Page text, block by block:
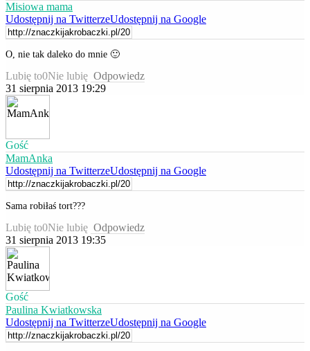
Misiowa mama
Udostępnij na TwitterzeUdostępnij na Google
O, nie tak daleko do mnie 🙂
Lubię to0Nie lubię Odpowiedz
31 sierpnia 2013 19:29
Gość
MamAnka
Udostępnij na TwitterzeUdostępnij na Google
Sama robiłaś tort???
Lubię to0Nie lubię Odpowiedz
31 sierpnia 2013 19:35
Gość
Paulina Kwiatkowska
Udostępnij na TwitterzeUdostępnij na Google